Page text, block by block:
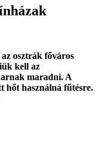
osztrák főváros
kell az
maradni. A
hőt használná fűtésre.